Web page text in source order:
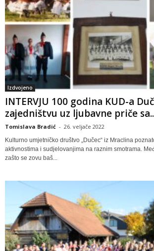
Izdvojeno
INTERVJU 100 godina KUD-a
zajedništvu uz ljubavne priče
Tomislava Bradić - 26. veljače 2022
Kulturno umjetničko društvo „Dučec“ iz Mraclina
aktivnostima i sudjelovanjima na raznim smotrama.
zašto se zovu baš...